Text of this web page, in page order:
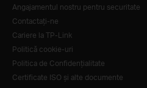
Angajamentul nostru pentru securitate
Contactați-ne
Cariere la TP-Link
Politică cookie-uri
Politica de Confidențialitate
Certificate ISO și alte documente